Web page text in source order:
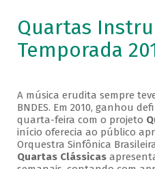
Quartas
Temporada
A música erudita sempre
BNDES. Em 2010, ganhou
quarta-feira com o projeto
início oferecia ao público
Orquestra Sinfônica
Quartas Clássicas